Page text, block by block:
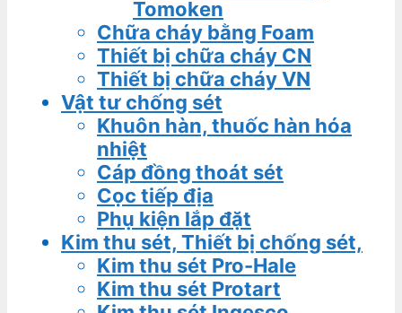
Tomoken
Chữa cháy bằng Foam
Thiết bị chữa cháy CN
Thiết bị chữa cháy VN
Vật tư chống sét
Khuôn hàn, thuốc hàn hóa
nhiệt
Cáp đồng thoát sét
Cọc tiếp địa
Phụ kiện lắp đặt
Kim thu sét, Thiết bị chống sét,
Kim thu sét Pro-Hale
Kim thu sét Protart